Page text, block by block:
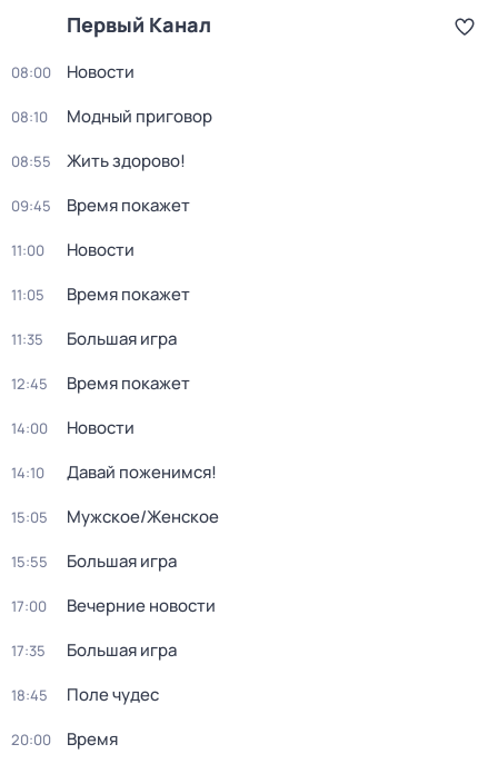
Первый Канал
08:00 Новости
08:10 Модный приговор
08:55 Жить здорово!
09:45 Время покажет
11:00 Новости
11:05 Время покажет
11:35 Большая игра
12:45 Время покажет
14:00 Новости
14:10 Давай поженимся!
15:05 Мужское/Женское
15:55 Большая игра
17:00 Вечерние новости
17:35 Большая игра
18:45 Поле чудес
20:00 Время